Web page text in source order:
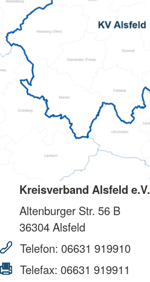
Kreisverband Alsfeld e.V.
Altenburger Str. 56 B
36304Alsfeld
Telefon: 06631 919910
Telefax: 06631 919911